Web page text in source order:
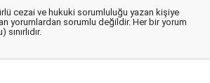
cezai ve hukuki sorumluluğu yazan kişiye
yorumlardan sorumlu değildir. Her bir yorum